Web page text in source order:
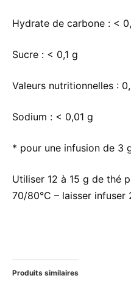
Hydrate de carbone : <
Sucre : < 0,1 g
Valeurs nutritionnelles :
Sodium : < 0,01 g
* pour une infusion de 3
Utiliser 12 à 15 g de thé
70/80°C – laisser infuser
Produits similaires